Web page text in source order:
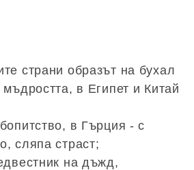
страни образът на бухал
в Египет и Китай
в Гърция - с
сляпа страст;
на дъжд,